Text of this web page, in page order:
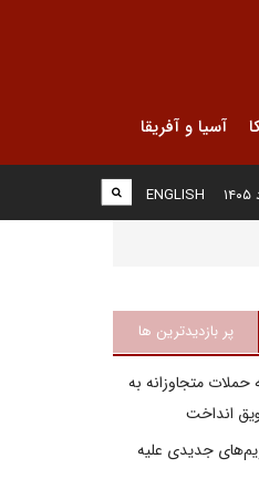
آسیا و آفریقا
ENGLISH
پر بازدیدترین ها
متجاوزانه به
انداخت
جدیدی علیه